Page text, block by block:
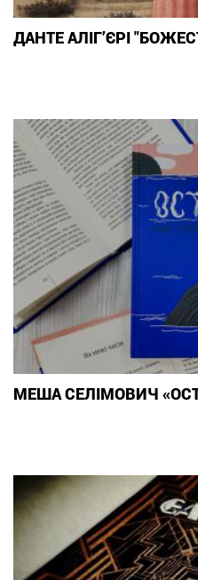
ДАНТЕ АЛІГ’ЄРІ
МЕША СЕЛІМОВИЧ